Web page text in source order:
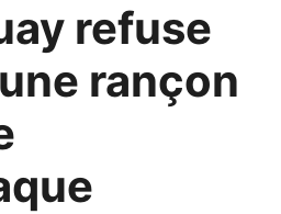
refuse
rançon